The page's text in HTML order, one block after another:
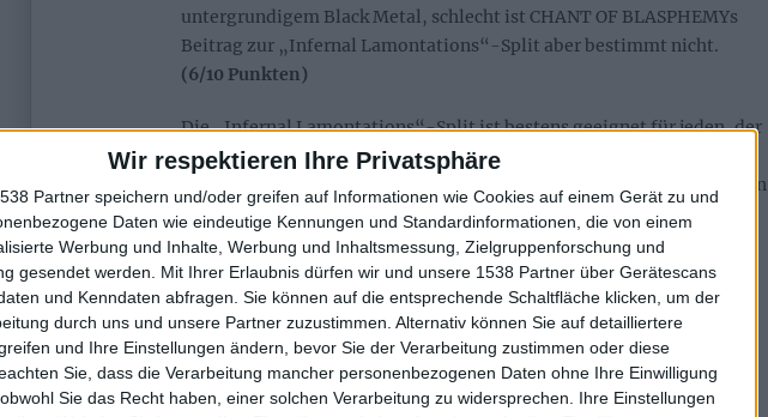
Wir respektieren Ihre Privatsphäre
Partner speichern und/oder greifen auf Informationen wie Cookies auf einem Gerät zu und
Daten wie eindeutige Kennungen und Standardinformationen, die von einem
Werbung und Inhalte, Werbung und Inhaltsmessung, Zielgruppenforschung und
gesendet werden.
Mit Ihrer Erlaubnis dürfen wir und unsere 1538 Partner über Gerätescans
und Kenndaten abfragen. Sie können auf die entsprechende Schaltfläche klicken, um der
durch uns und unsere Partner zuzustimmen. Alternativ können Sie auf detailliertere
und Ihre Einstellungen ändern, bevor Sie der Verarbeitung zustimmen oder diese
Sie, dass die Verarbeitung mancher personenbezogenen Daten ohne Ihre Einwilligung
Sie das Recht haben, einer solchen Verarbeitung zu widersprechen. Ihre Einstellungen
untergrundigem Black Metal, schlecht ist CHANT OF BLASPHEMYs
Beitrag zur „Infernal Lamontations“-Split aber bestimmt nicht.
(6/10 Punkten)
Die „Infernal Lamontations“-Split ist bestens geeignet für jeden, der
seinen Black Metal räudig, durchtrieben und tief im Underground
verwurzelt mag. Beide Bands liefern ordentliche Musik ab und klingen
darüber hinaus stellenweise mehr als „nur“ ordentlich. Ein Werk, das
wohl keine Massen begeistern wird, mit seiner Limitierung auf 300
Stück aber auch nicht darauf ausgelegt ist.
Zur Startseite